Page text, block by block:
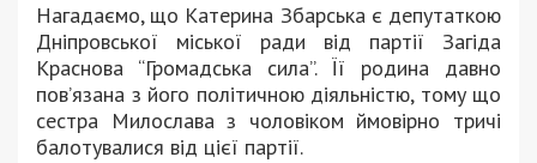
Нагадаємо, що Катерина Збарська є депутаткою
Дніпровської міської ради від партії Загіда
Краснова “Громадська сила”. Її родина давно
пов’язана з його політичною діяльністю, тому що
сестра Милослава з чоловіком ймовірно тричі
балотувалися від цієї партії.